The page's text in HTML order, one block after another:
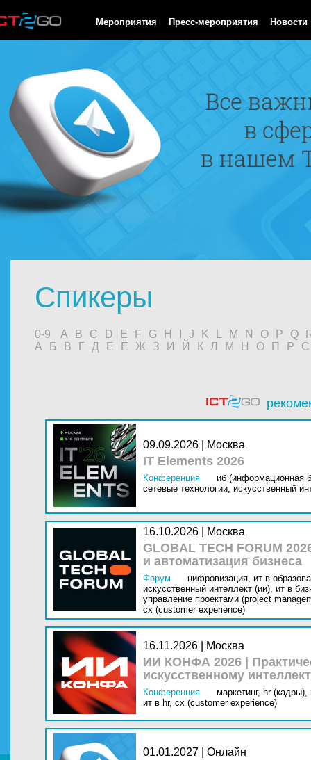
Мероприятия Пресс-мероприятия Новости
Спикеры
0-9 A B C D E F G H J K M N O P Q
А
Б В Г Д Е Ё Ж З И Й К Л М Н О П Р С
09.09.2026 | Москва
IT Elements 2026
Конференция
иб (информационная
сетевые технологии, искусственный
16.10.2026 | Москва
GLOBAL TECH FORUM
и автоматизация бизнеса
Форум цифровизация, ит в
искусственный интеллект (ии), ит в
управление проектами (project
cx (customer experience)
16.11.2026 | Москва
ИИ КОНФА 2026 |
искусственному
Конференция маркетинг, hr (кадры),
ит в hr, cx (customer experience)
01.01.2027 | Онлайн